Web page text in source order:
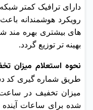
دارای ترافیک کمتر
رویکرد هوشمندانه
های بیشتری بهره مند
بهینه تر توزیع گردد.
نحوه استعلام میزان
طریق شماره گیری کد
میزان تخفیف در
شده برای ساعات